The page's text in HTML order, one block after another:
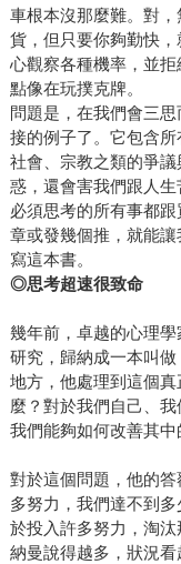
車根本沒那麼難。對
貨，但只要你夠勤快
心觀察各種機率，並
點像在玩撲克牌。
問題是，在我們會三
接的例子了。它包含所
社會、宗教之類的爭
惑，還會害我們跟人
必須思考的所有事都
章或發幾個推，就能
寫這本書。
◎思考超速很致命
幾年前，卓越的心理
研究，歸納成一本叫
地方，他處理到這個
麼？對於我們自己、
我們能夠如何改善其中
對於這個問題，他的
多努力，我們達不到
於投入許多努力，淘
納曼說得越多，狀況